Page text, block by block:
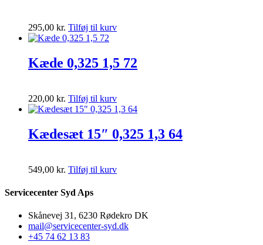
295,00 kr. Tilføj til kurv
Kæde 0,325 1,5 72
220,00 kr. Tilføj til kurv
Kædesæt 15″ 0,325 1,3 64
549,00 kr. Tilføj til kurv
Servicecenter Syd Aps
Skånevej 31, 6230 Rødekro DK
mail@servicecenter-syd.dk
+45 74 62 13 83